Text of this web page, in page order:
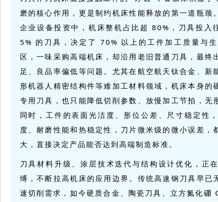
磨的核心作用，更是制约机床性能释放的第一道瓶颈
企业设备投资中，机床整机占比超 80%，刀具投入
5% 的刀具，决定了 70% 以上的工件加工质量与
区，一味采购高端机床，却沿用老旧普通刀具，最终
足、良品率偏低等问题。尤其在航空航天钛合金、新
形机器人精密结构件等难加工材料领域，机床本身的
专用刀具，也只能降低切削参数、放慢加工节拍，无
同时，工件的表面光洁度、形位公差、尺寸稳定性
度、耐磨性能和热稳定性，刀片微米级的微小误差，
大，直接决定产品能否达到高端制造标准。
刀具材料升级、涂层技术迭代与结构设计优化，正
缚，不断拉高机床的应用边界。传统高速钢刀具早已
速切削需求，如今硬质合金、陶瓷刀具、立方氮化硼